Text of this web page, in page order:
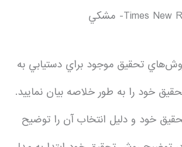
تحقيق موجود براي دستيابي به
خود را به طور خلاصه بيان نماييد.
خود و دليل انتخاب آن را توضيح